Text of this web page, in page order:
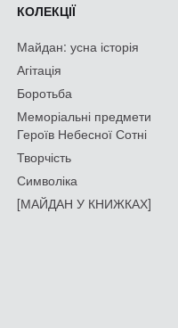
КОЛЕКЦІЇ
Майдан: усна історія
Агітація
Боротьба
Меморіальні предмети
Героїв Небесної Сотні
Творчість
Символіка
[МАЙДАН У КНИЖКАХ]